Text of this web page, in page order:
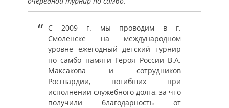
С 2009 г. мы проводим в г.
Смоленске на международном
уровне ежегодный детский турнир
по самбо памяти Героя России В.А.
Максакова и сотрудников
Росгвардии, погибших при
исполнении служебного долга, за что
получили благодарность от